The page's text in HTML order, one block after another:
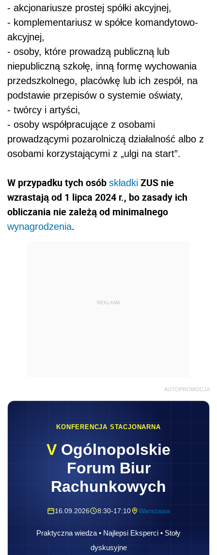
- akcjonariusze prostej spółki akcyjnej,
- komplementariusz w spółce komandytowo-
akcyjnej,
- osoby, które prowadzą publiczną lub
niepubliczną szkołę, inną formę wychowania
przedszkolnego, placówkę lub ich zespół, na
podstawie przepisów o systemie oświaty,
- twórcy i artyści,
- osoby współpracujące z osobami
prowadzącymi pozarolniczą działalność albo z
osobami korzystającymi z „ulgi na start”.
W przypadku tych osób składki ZUS nie
wzrastają od 1 lipca 2024 r., bo zasady ich
obliczania nie zależą od minimalnego
wynagrodzenia.
REKLAMA
AUTOPROMOCJA
KONFERENCJA STACJONARNA
V Ogólnopolskie
Forum Biur
Rachunkowych
16.09.2026 8:30-17:10 Warszawa
Praktyczna wiedza • Najlepsi Eksperci • Stoły
dyskusyjne